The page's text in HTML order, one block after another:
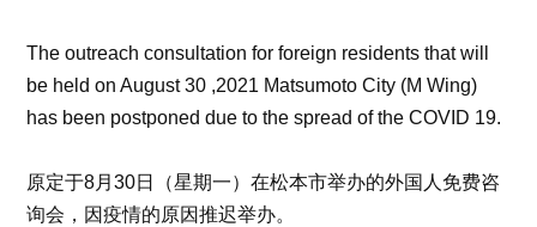
The outreach consultation for foreign residents that will
be held on August 30 ,2021 Matsumoto City (M Wing)
has been postponed due to the spread of the COVID 19.
原定于8月30日（星期一）在松本市举办的外国人免费咨
询会，因疫情的原因推迟举办。